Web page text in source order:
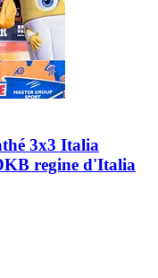
3x3 Italia
regine d'Italia